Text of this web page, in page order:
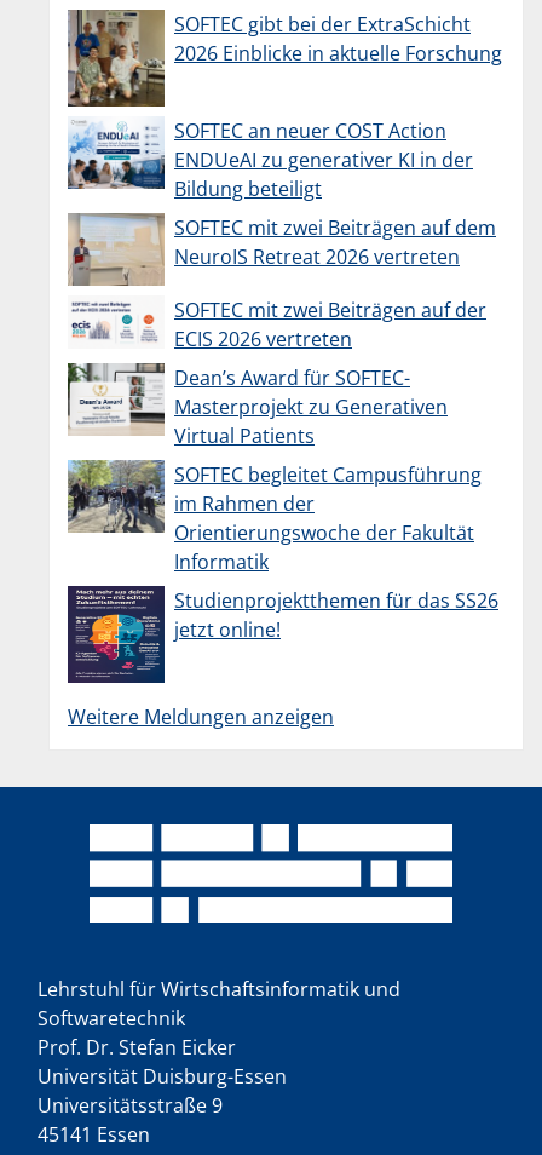
SOFTEC gibt bei der ExtraSchicht
2026 Einblicke in aktuelle Forschung
SOFTEC an neuer COST Action
ENDUeAI zu generativer KI in der
Bildung beteiligt
SOFTEC mit zwei Beiträgen auf dem
NeuroIS Retreat 2026 vertreten
SOFTEC mit zwei Beiträgen auf der
ECIS 2026 vertreten
Dean’s Award für SOFTEC-
Masterprojekt zu Generativen
Virtual Patients
SOFTEC begleitet Campusführung
im Rahmen der
Orientierungswoche der Fakultät
Informatik
Studienprojektthemen für das SS26
jetzt online!
Weitere Meldungen anzeigen
Lehrstuhl für Wirtschaftsinformatik und
Softwaretechnik
Prof. Dr. Stefan Eicker
Universität Duisburg-Essen
Universitätsstraße 9
45141 Essen